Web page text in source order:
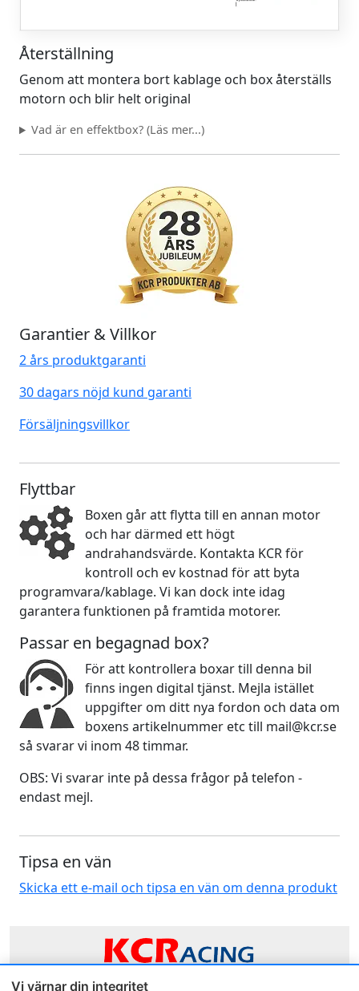
Vi värnar din integritet
Återställning
Genom att montera bort kablage och box återställs
motorn och blir helt original
Vad är en effektbox? (Läs mer...)
Garantier & Villkor
2 års produktgaranti
30 dagars nöjd kund garanti
Försäljningsvillkor
Flyttbar
Boxen går att flytta till en annan motor
och har därmed ett högt
andrahandsvärde. Kontakta KCR för
kontroll och ev kostnad för att byta
programvara/kablage. Vi kan dock inte idag
garantera funktionen på framtida motorer.
Passar en begagnad box?
För att kontrollera boxar till denna bil
finns ingen digital tjänst. Mejla istället
uppgifter om ditt nya fordon och data om
boxens artikelnummer etc till mail@kcr.se
så svarar vi inom 48 timmar.
OBS: Vi svarar inte på dessa frågor på telefon -
endast mejl.
Tipsa en vän
Skicka ett e-mail och tipsa en vän om denna produkt